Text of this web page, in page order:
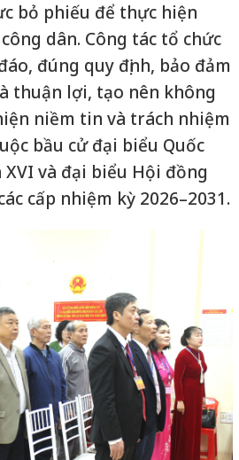
bỏ phiếu để thực hiện
dân. Công tác tổ chức
đúng quy định, bảo đảm
thuận lợi, tạo nên không
niềm tin và trách nhiệm
bầu cử đại biểu Quốc
và đại biểu Hội đồng
cấp nhiệm kỳ 2026–2031.